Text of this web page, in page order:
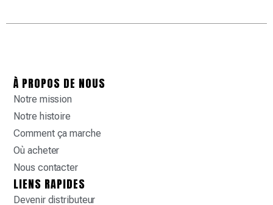
À PROPOS DE NOUS
Notre mission
Notre histoire
Comment ça marche
Où acheter
Nous contacter
LIENS RAPIDES
Devenir distributeur